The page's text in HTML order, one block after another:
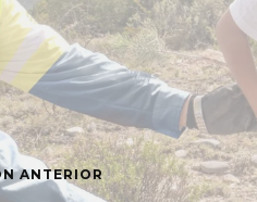
ANTERIOR